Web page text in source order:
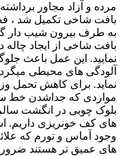
مرده و آزاد مجاور
بافت شاخی تکمیل شد ،
به طرف بیرون شیب دار
بافت شاخی از ایجاد
نمایید. این عمل باعث
آلودگی های محیطی
نماید. برای کاهش تحمل
مواردی که جداشدن خط
بلوک چوبی در انگشت
های کف خونریزی داریم.
وجود آماس و تورم که
های عمیق تر هستند